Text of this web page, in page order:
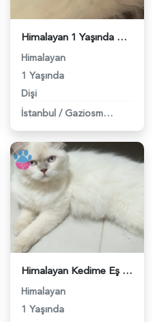
Himalayan 1 Yaşında Kedim Eş Arıyor - 118982377
Himalayan
1 Yaşında
Dişi
İstanbul / Gaziosmanpaşa
Himalayan Kedime Eş Arıyorum - 118981675
Himalayan
1 Yaşında